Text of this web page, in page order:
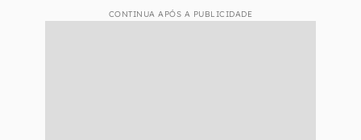
CONTINUA APÓS A PUBLICIDADE